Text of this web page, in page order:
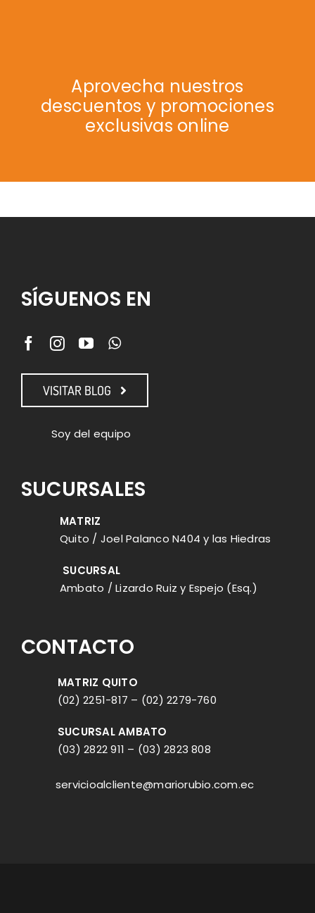
Aprovecha nuestros
descuentos y promociones
exclusivas online
SÍGUENOS EN
VISITAR BLOG
Soy del equipo
SUCURSALES
MATRIZ
Quito / Joel Palanco N404 y las Hiedras
SUCURSAL
Ambato / Lizardo Ruiz y Espejo (Esq.)
CONTACTO
MATRIZ QUITO
(02) 2251-817 – (02) 2279-760
SUCURSAL AMBATO
(03) 2822 911 – (03) 2823 808
servicioalcliente@mariorubio.com.ec